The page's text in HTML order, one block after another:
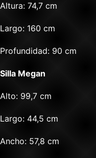
Altura: 74,7 cm
Largo: 160 cm
Profundidad: 90 cm
Silla Megan
Alto: 99,7 cm
Largo: 44,5 cm
Ancho: 57,8 cm